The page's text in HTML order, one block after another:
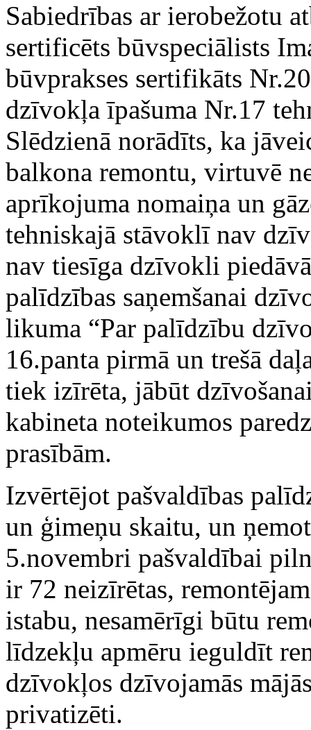
Sabiedrības ar ierobežotu
sertificēts būvspeciālists
būvprakses sertifikāts
dzīvokļa īpašuma Nr.17
Slēdzienā norādīts, ka
balkona remontu, virtuvē
aprīkojuma nomaiņa un
tehniskajā stāvoklī nav
nav tiesīga dzīvokli
palīdzības saņemšanai
likuma “Par palīdzību
16.panta pirmā un trešā
tiek izīrēta, jābūt
kabineta noteikumos
prasībām.
Izvērtējot pašvaldības
un ģimeņu skaitu, un
5.novembri pašvaldībai
ir 72 neizīrētas,
istabu, nesamērīgi būtu
līdzekļu apmēru ieguldīt
dzīvokļos dzīvojamās
privatizēti.